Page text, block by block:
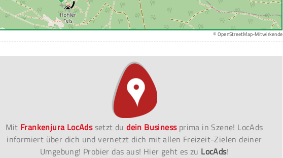
© OpenStreetMap-Mitwirkende
Mit Frankenjura LocAdssetzt dudein Businessprima in Szene! LocAds
informiert über dich und vernetzt dich mit allen Freizeit-Zielen deiner
Umgebung! Probier das aus! Hier geht es zu LocAds!